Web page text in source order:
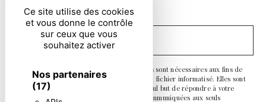
Ce site utilise des cookies
et vous donne le contrôle
sur ceux que vous
souhaitez activer
Nos partenaires
(17)
particulières ci-dessous **
ENVOYER
** Les données personnelles communiquées sont nécessaires aux fins de
vous contacter et sont enregistrées dans un fichier informatisé. Elles sont
destinées à et ses sous-traitants dans le seul but de répondre à votre
message. Les données collectées seront communiquées aux seuls